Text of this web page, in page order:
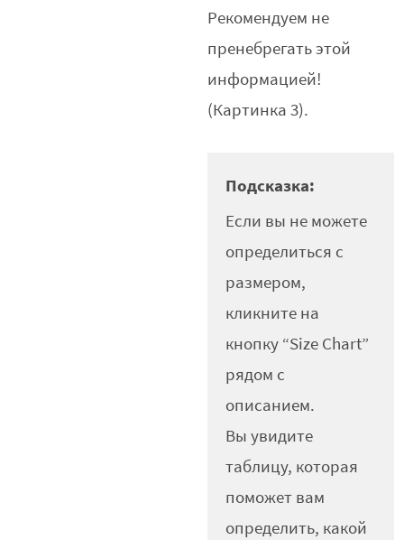
Рекомендуем не
пренебрегать этой
информацией!
(Картинка 3).
Подсказка:
Если вы не можете
определиться с
размером,
кликните на
кнопку “Size Chart”
рядом с
описанием.
Вы увидите
таблицу, которая
поможет вам
определить, какой